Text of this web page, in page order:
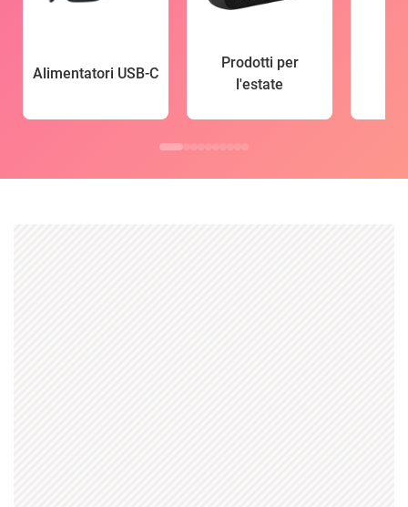
Alimentatori USB-C
Prodotti per
l'estate